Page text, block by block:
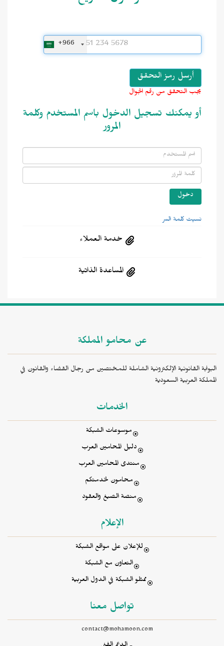
+966
يجب التحقق من رقم الجوال
أو يمكنك تسجيل الدخول باسم المستخدم وكلمة
المرور
نسيت كلمة السر
خدمة العملاء
المساعدة الذاتية
عن محامو المملكة
البوابة القانونية الإلكترونية الشاملة للمختصين من رجال القضاء والقانون في
المملكة العربية السعودية
الخدمات
موسوعات الشبكة
دليل المحامين العرب
منتدى المحامين العرب
محامون لخدمتكم
منصة الصيغ والعقود
الإعلام
للإعلان على مواقع الشبكة
التعاون مع الشبكة
ممثلو الشبكة في الدول العربية
تواصل معنا
contact@mohamoon.com